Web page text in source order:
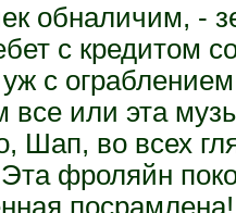
обналичим, -
с кредитом
с
все или эта
Шап, во всех
Эта фроляйн